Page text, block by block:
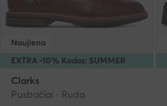
EXTRA -10% Kodas: SUMMER
Naujiena
Clarks
Pusbačiai · Ruda